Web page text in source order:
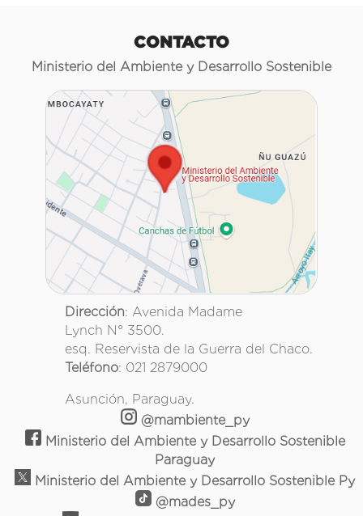
CONTACTO
Ministerio del Ambiente y Desarrollo Sostenible
Dirección: Avenida Madame
Lynch N° 3500.
esq. Reservista de la Guerra del Chaco.
Teléfono: 021 2879000
Asunción, Paraguay.
@mambiente_py
Ministerio del Ambiente y Desarrollo Sostenible
Paraguay
Ministerio del Ambiente y Desarrollo Sostenible Py
@mades_py